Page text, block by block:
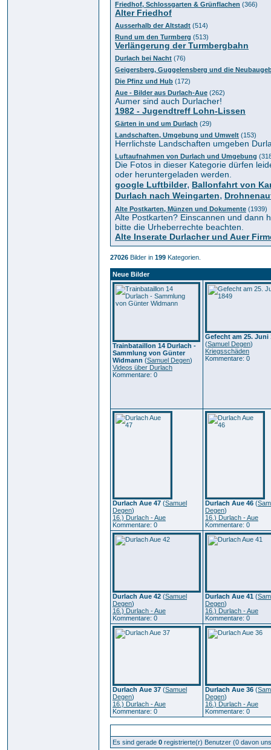
Friedhof, Schlossgarten & Grünflachen (366)
Alter Friedhof
Ausserhalb der Altstadt (514)
Rund um den Turmberg (513)
Verlängerung der Turmbergbahn
Durlach bei Nacht (76)
Geigersberg, Guggelensberg und die
Die Pfinz und Hub (172)
Aue - Bilder aus Durlach-Aue (262)
Aumer sind auch Durlacher!
1982 - Jugendtreff Lohn-Lissen
Gärten in und um Durlach (29)
Landschaften, Umgebung und Umwelt (153)
Herrlichste Landschaften umgeben
Luftaufnahmen von Durlach und Umgebung
Die Fotos in dieser Kategorie dürfen
oder heruntergeladen werden.
google Luftbilder, Ballonfahrt von
Durlach nach Weingarten,
Alte Postkarten, Münzen und Dokumente (1939)
Alte Postkarten? Einscannen und dann
bitte die Urheberrechte beachten.
Alte Inserate Durlacher und Auer
27026 Bilder in 199 Kategorien.
Neue Bilder
Trainbataillon 14 Durlach -
Sammlung von Günter
Widmann (Samuel Degen)
Videos über Durlach
Kommentare: 0
Gefecht am 25. Juni
(Samuel Degen)
Kriegsschäden
Kommentare: 0
Durlach Aue 47 (Samuel
Degen)
16.) Durlach - Aue
Kommentare: 0
Durlach Aue 46 (
Degen)
16.) Durlach - Aue
Kommentare: 0
Durlach Aue 42 (Samuel
Degen)
16.) Durlach - Aue
Kommentare: 0
Durlach Aue 41 (
Degen)
16.) Durlach - Aue
Kommentare: 0
Durlach Aue 37 (Samuel
Degen)
16.) Durlach - Aue
Kommentare: 0
Durlach Aue 36 (
Degen)
16.) Durlach - Aue
Kommentare: 0
Es sind gerade 0 registrierte(r) Benutzer (0 davon